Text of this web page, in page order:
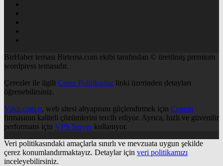
BirHaber teması Birtema.com ekibi tarafından © üretilmiş premium
wordpress temasıdır.
Çerezler ile ilgili Çerez Politikamız linki üzerinden detayları
öğrenebilirsiniz.
Vakit.com.tr, web sitesi altyapısını güçlendirmek için Cenuta
firmasının kaliteli çözümlerini tercih ediyor. Ayrıca, hızlı ve güvenilir
performans için VPS Serverkullanıyor.
Veri politikasındaki amaçlarla sınırlı ve mevzuata uygun şekilde
çerez konumlandırmaktayız. Detaylar için veri politikamızı
inceleyebilirsiniz.